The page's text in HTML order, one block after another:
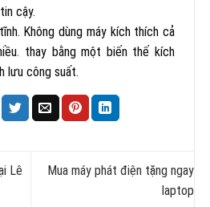
cậy.
Không dùng máy kích thích cả
thay bằng một biến thế kích
lưu công suất.
Lê
Mua máy phát điện tặng ngay
laptop